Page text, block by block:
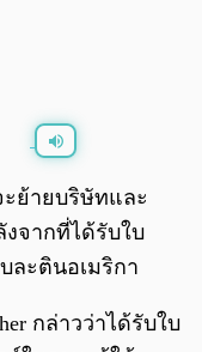
0:00
ะย้ายบริษัทและ
งจากที่ได้รับใบ
ละตินอเมริกา
กล่าวว่าได้รับใบ